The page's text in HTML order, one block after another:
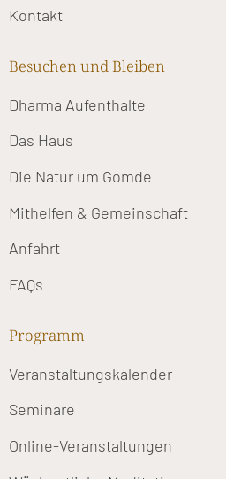
Kontakt
Besuchen und Bleiben
Dharma Aufenthalte
Das Haus
Die Natur um Gomde
Mithelfen & Gemeinschaft
Anfahrt
FAQs
Programm
Veranstaltungskalender
Seminare
Online-Veranstaltungen